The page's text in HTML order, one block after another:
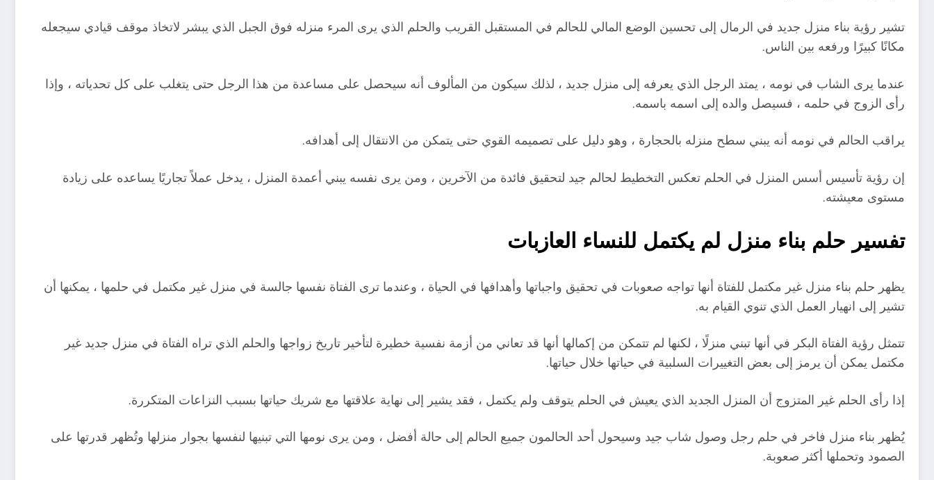
تشير رؤية بناء منزل جديد في الرمال إلى تحسين الوضع المالي للحالم في المستقبل القريب والحلم الذي يرى المرء منزله فوق الجبل الذي يبشر لاتخاذ موقف قيادي سيجعله
مكانًا كبيرًا ورفعه بين الناس.
عندما يرى الشاب في نومه ، يمتد الرجل الذي يعرفه إلى منزل جديد ، لذلك سيكون من المألوف أنه سيحصل على مساعدة من هذا الرجل حتى يتغلب على كل تحدياته ، وإذا
رأى الزوج في حلمه ، فسيصل والده إلى اسمه باسمه.
يراقب الحالم في نومه أنه يبني سطح منزله بالحجارة ، وهو دليل على تصميمه القوي حتى يتمكن من الانتقال إلى أهدافه.
إن رؤية تأسيس أسس المنزل في الحلم تعكس التخطيط لحالم جيد لتحقيق فائدة من الآخرين ، ومن يرى نفسه يبني أعمدة المنزل ، يدخل عملاً تجاريًا يساعده على زيادة
مستوى معيشته.
تفسير حلم بناء منزل لم يكتمل للنساء العازبات
يظهر حلم بناء منزل غير مكتمل للفتاة أنها تواجه صعوبات في تحقيق واجباتها وأهدافها في الحياة ، وعندما ترى الفتاة نفسها جالسة في منزل غير مكتمل في حلمها ، يمكنها أن
تشير إلى انهيار العمل الذي تنوي القيام به.
تتمثل رؤية الفتاة البكر في أنها تبني منزلًا ، لكنها لم تتمكن من إكمالها أنها قد تعاني من أزمة نفسية خطيرة لتأخير تاريخ زواجها والحلم الذي تراه الفتاة في منزل جديد غير
مكتمل يمكن أن يرمز إلى بعض التغييرات السلبية في حياتها خلال حياتها.
إذا رأى الحلم غير المتزوج أن المنزل الجديد الذي يعيش في الحلم يتوقف ولم يكتمل ، فقد يشير إلى نهاية علاقتها مع شريك حياتها بسبب النزاعات المتكررة.
يُظهر بناء منزل فاخر في حلم رجل وصول شاب جيد وسيحول أحد الحالمون جميع الحالم إلى حالة أفضل ، ومن يرى نومها التي تبنيها لنفسها بجوار منزلها وتُظهر قدرتها على
الصمود وتحملها أكثر صعوبة.